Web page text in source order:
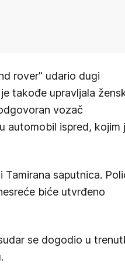
rover" udario dugi
takođe upravljala
vozač
automobil ispred, kojim
saputnica.
biće utvrđeno
se dogodio u